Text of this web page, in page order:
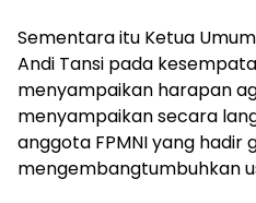
Sementara itu Ketua
Andi Tansi pada
menyampaikan harapan
menyampaikan secara
anggota FPMNI yang hadir
mengembangtumbuhkan